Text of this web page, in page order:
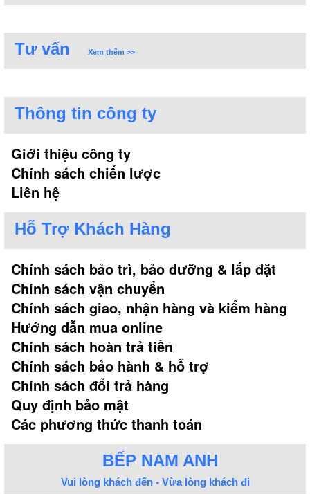
Tư vấn Xem thêm >>
Thông tin công ty
Giới thiệu công ty
Chính sách chiến lược
Liên hệ
Hỗ Trợ Khách Hàng
Chính sách bảo trì, bảo dưỡng & lắp đặt
Chính sách vận chuyển
Chính sách giao, nhận hàng và kiểm hàng
Hướng dẫn mua online
Chính sách hoàn trả tiền
Chính sách bảo hành & hỗ trợ
Chính sách đổi trả hàng
Quy định bảo mật
Các phương thức thanh toán
BẾP NAM ANH
Vui lòng khách đến - Vừa lòng khách đi